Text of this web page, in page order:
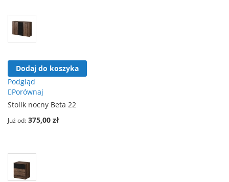
Dodaj do koszyka
Podgląd
Porównaj
Stolik nocny Beta 22
Już od 375,00 zł